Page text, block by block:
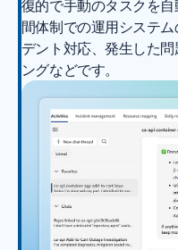
復的で手動のタスクを
間体制での運用システ
デント対応、発生した
ングなどです。